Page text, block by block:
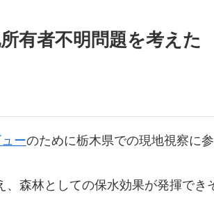
有者不明問題を考えた
ーのために栃木県での現地視察に参
森林としての保水効果が発揮でき